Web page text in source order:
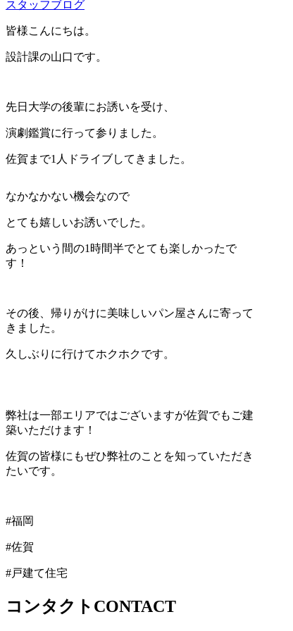
スタッフブログ
皆様こんにちは。
設計課の山口です。
先日大学の後輩にお誘いを受け、
演劇鑑賞に行って参りました。
佐賀まで1人ドライブしてきました。
なかなかない機会なので
とても嬉しいお誘いでした。
あっという間の1時間半でとても楽しかったで
す！
その後、帰りがけに美味しいパン屋さんに寄って
きました。
久しぶりに行けてホクホクです。
弊社は一部エリアではございますが佐賀でもご建
築いただけます！
佐賀の皆様にもぜひ弊社のことを知っていただき
たいです。
#福岡
#佐賀
#戸建て住宅
コンタクト CONTACT